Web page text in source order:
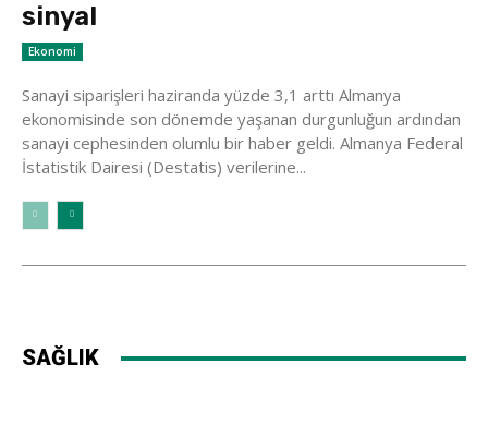
sinyal
Ekonomi
Sanayi siparişleri haziranda yüzde 3,1 arttı Almanya
ekonomisinde son dönemde yaşanan durgunluğun ardından
sanayi cephesinden olumlu bir haber geldi. Almanya Federal
İstatistik Dairesi (Destatis) verilerine...
SAĞLIK